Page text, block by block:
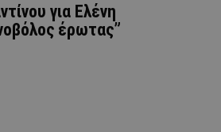
για Ελένη
έρωτας”